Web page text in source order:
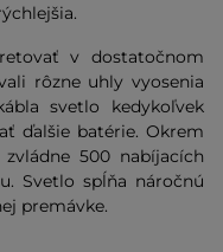
v dostatočnom
rôzne uhly vyosenia
svetlo kedykoľvek
ďalšie batérie. Okrem
500 nabíjacích
Svetlo spĺňa náročnú
premávke.